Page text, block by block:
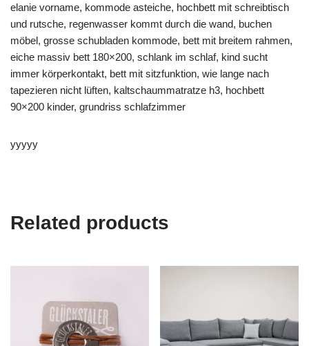
elanie vorname, kommode asteiche, hochbett mit schreibtisch
und rutsche, regenwasser kommt durch die wand, buchen
möbel, grosse schubladen kommode, bett mit breitem rahmen,
eiche massiv bett 180×200, schlank im schlaf, kind sucht
immer körperkontakt, bett mit sitzfunktion, wie lange nach
tapezieren nicht lüften, kaltschaummatratze h3, hochbett
90×200 kinder, grundriss schlafzimmer
yyyyy
Related products